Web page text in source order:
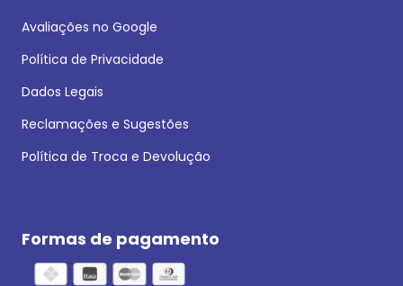
Avaliações no Google
Política de Privacidade
Dados Legais
Reclamações e Sugestões
Política de Troca e Devolução
Formas de pagamento